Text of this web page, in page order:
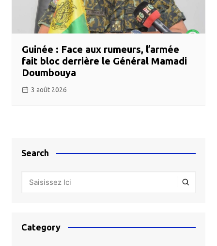
Guinée : Face aux rumeurs, l’armée
fait bloc derrière le Général Mamadi
Doumbouya
3 août 2026
Search
Category